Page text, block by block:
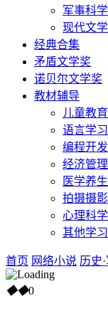
军事科
现代文
经典合集
矛盾文学奖
诺贝尔文学奖
教材辅导
儿童教育
语言学习
编程开发
经济管理
医学养生
拍摄摄影
心理科学
其他学习
首页 网络小说 历史
◆◆0